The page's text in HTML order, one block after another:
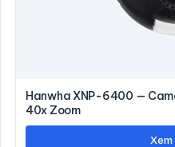
Hanwha XNP-6400 —
40x Zoom